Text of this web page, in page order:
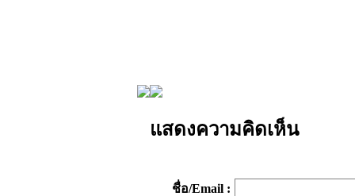
แสดงความคิดเห็น
ชื่อ/Email :